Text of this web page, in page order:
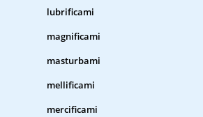
lubrificami
magnificami
masturbami
mellificami
mercificami